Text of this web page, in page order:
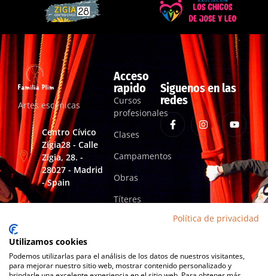
Artes escénicas
Centro Cívico
Zigia28 - Calle
Zigia, 28. -
28027 - Madrid
- Spain
familiaplimartesescenicas@gmail.com
Acceso
rapido
Cursos
profesionales
Clases
Campamentos
Obras
Títeres
Siguenos en las
redes
Política de privacidad
Utilizamos cookies
Podemos utilizarlas para el análisis de los datos de nuestros visitantes,
para mejorar nuestro sitio web, mostrar contenido personalizado y